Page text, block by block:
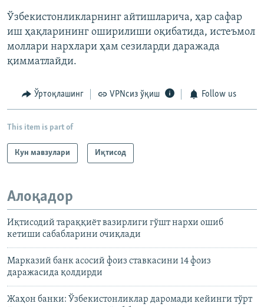
Ўзбекистонликларнинг айтишларича, ҳар сафар
иш ҳақларининг оширилиши оқибатида, истеъмол
моллари нархлари ҳам сезиларди даражада
қимматлайди.
Ўртоқлашинг VPNсиз ўқиш Follow us
This item is part of
Кун мавзулари Иқтисод
Алоқадор
Иқтисодий тараққиёт вазирлиги гўшт нархи ошиб
кетиши сабабларини очиқлади
Марказий банк асосий фоиз ставкасини 14 фоиз
даражасида қолдирди
Жаҳон банки: Ўзбекистонликлар даромади кейинги тўрт